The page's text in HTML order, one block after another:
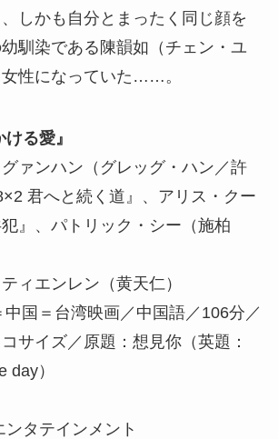
しかも自分とまったく同じ顔を
馴染である陳韻如（チェン・ユ
性になっていた……。
る愛』
ァンハン（グレッグ・ハン／許
君へと続く道』、アリス・クー
犯』、パトリック・シー（施柏
ィエンレン（黄天仁）
国＝台湾映画／中国語／106分／
サイズ／原題：想見你（英題：
day）
タテインメント